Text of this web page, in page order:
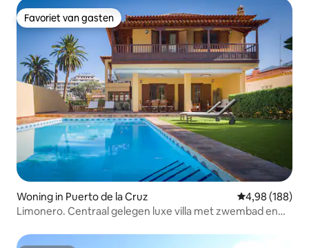
Favoriet van gasten
Favoriet van gasten
Woning in Puerto de la Cruz Gemiddelde
4,98 (188)
Limonero. Centraal gelegen luxe villa met zwembad en